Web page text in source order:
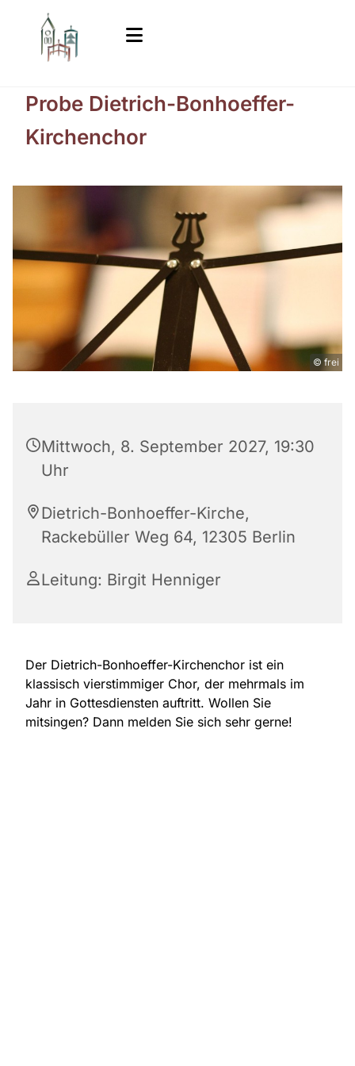
Probe Dietrich-Bonhoeffer-
Kirchenchor
© frei
Mittwoch, 8. September 2027, 19:30
Uhr
Dietrich-Bonhoeffer-Kirche,
Rackebüller Weg 64, 12305 Berlin
Leitung: Birgit Henniger
Der Dietrich-Bonhoeffer-Kirchenchor ist ein
klassisch vierstimmiger Chor, der mehrmals im
Jahr in Gottesdiensten auftritt. Wollen Sie
mitsingen? Dann melden Sie sich sehr gerne!